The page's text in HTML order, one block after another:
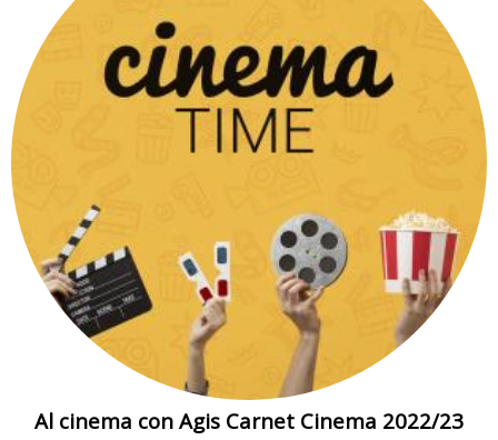
Al cinema con Agis Carnet Cinema 2022/23